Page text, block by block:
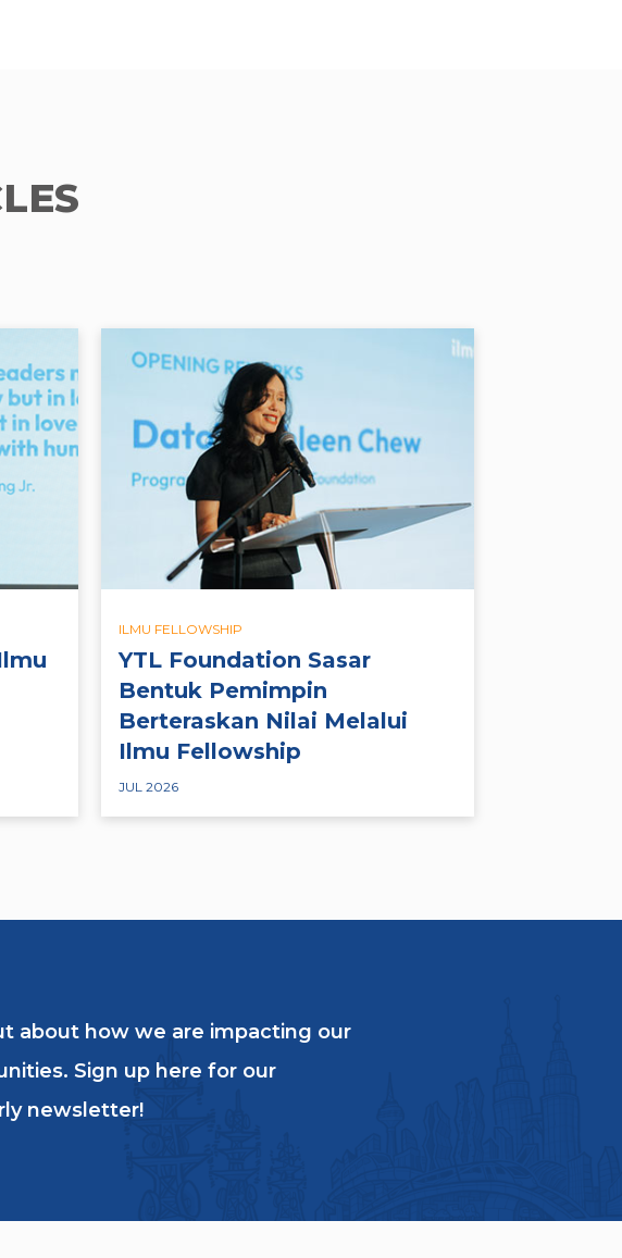
ILMU FELLOWSHIP
YTL Foundation Sasar
Bentuk Pemimpin
Berteraskan Nilai Melalui
Ilmu Fellowship
JUL 2026
about how we are impacting our
Sign up here for our
newsletter!